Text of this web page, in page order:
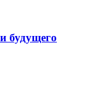
будущего